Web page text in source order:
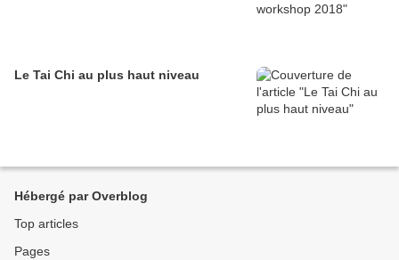
Le Tai Chi au plus haut niveau
Hébergé par Overblog
Top articles
Pages